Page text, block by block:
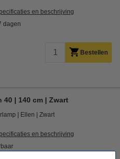
en beschrijving
dagen
Bestellen
40 | 140 cm | Zwart
Ellen Zwart
en beschrijving